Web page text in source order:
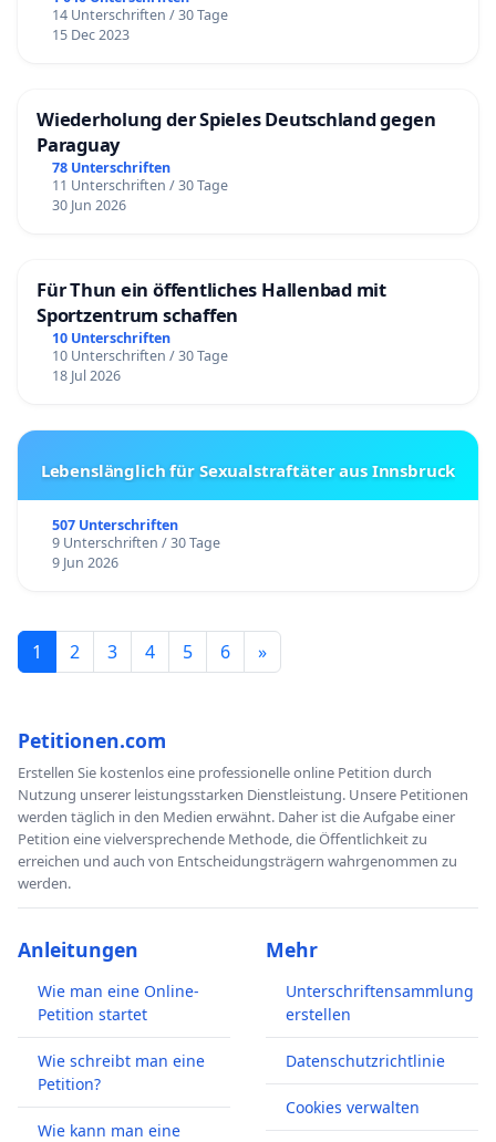
14 Unterschriften / 30 Tage
15 Dec 2023
Wiederholung der Spieles Deutschland gegen
Paraguay
78 Unterschriften
11 Unterschriften / 30 Tage
30 Jun 2026
Für Thun ein öffentliches Hallenbad mit
Sportzentrum schaffen
10 Unterschriften
10 Unterschriften / 30 Tage
18 Jul 2026
Lebenslänglich für Sexualstraftäter aus Innsbruck
507 Unterschriften
9 Unterschriften / 30 Tage
9 Jun 2026
1 2 3 4 5 6 »
Petitionen.com
Erstellen Sie kostenlos eine professionelle online Petition durch
Nutzung unserer leistungsstarken Dienstleistung. Unsere Petitionen
werden täglich in den Medien erwähnt. Daher ist die Aufgabe einer
Petition eine vielversprechende Methode, die Öffentlichkeit zu
erreichen und auch von Entscheidungsträgern wahrgenommen zu
werden.
Anleitungen
Wie man eine Online-
Petition startet
Wie schreibt man eine
Petition?
Wie kann man eine
Mehr
Unterschriftensammlung
erstellen
Datenschutzrichtlinie
Cookies verwalten